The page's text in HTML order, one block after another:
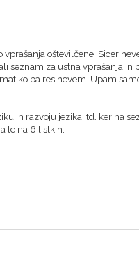
oštevilčene. Sicer
seznam za ustna vprašanja in
pa res nevem. Upam
in razvoju jezika itd. ker na
le na 6 listkih.